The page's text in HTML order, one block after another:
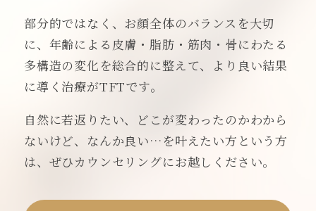
部分的ではなく、お顔全体のバランスを大切
に、年齢による皮膚・脂肪・筋肉・骨にわたる
多構造の変化を総合的に整えて、より良い結果
に導く治療がTFTです。
自然に若返りたい、どこが変わったのかわから
ないけど、なんか良い…を叶えたい方という方
は、ぜひカウンセリングにお越しください。